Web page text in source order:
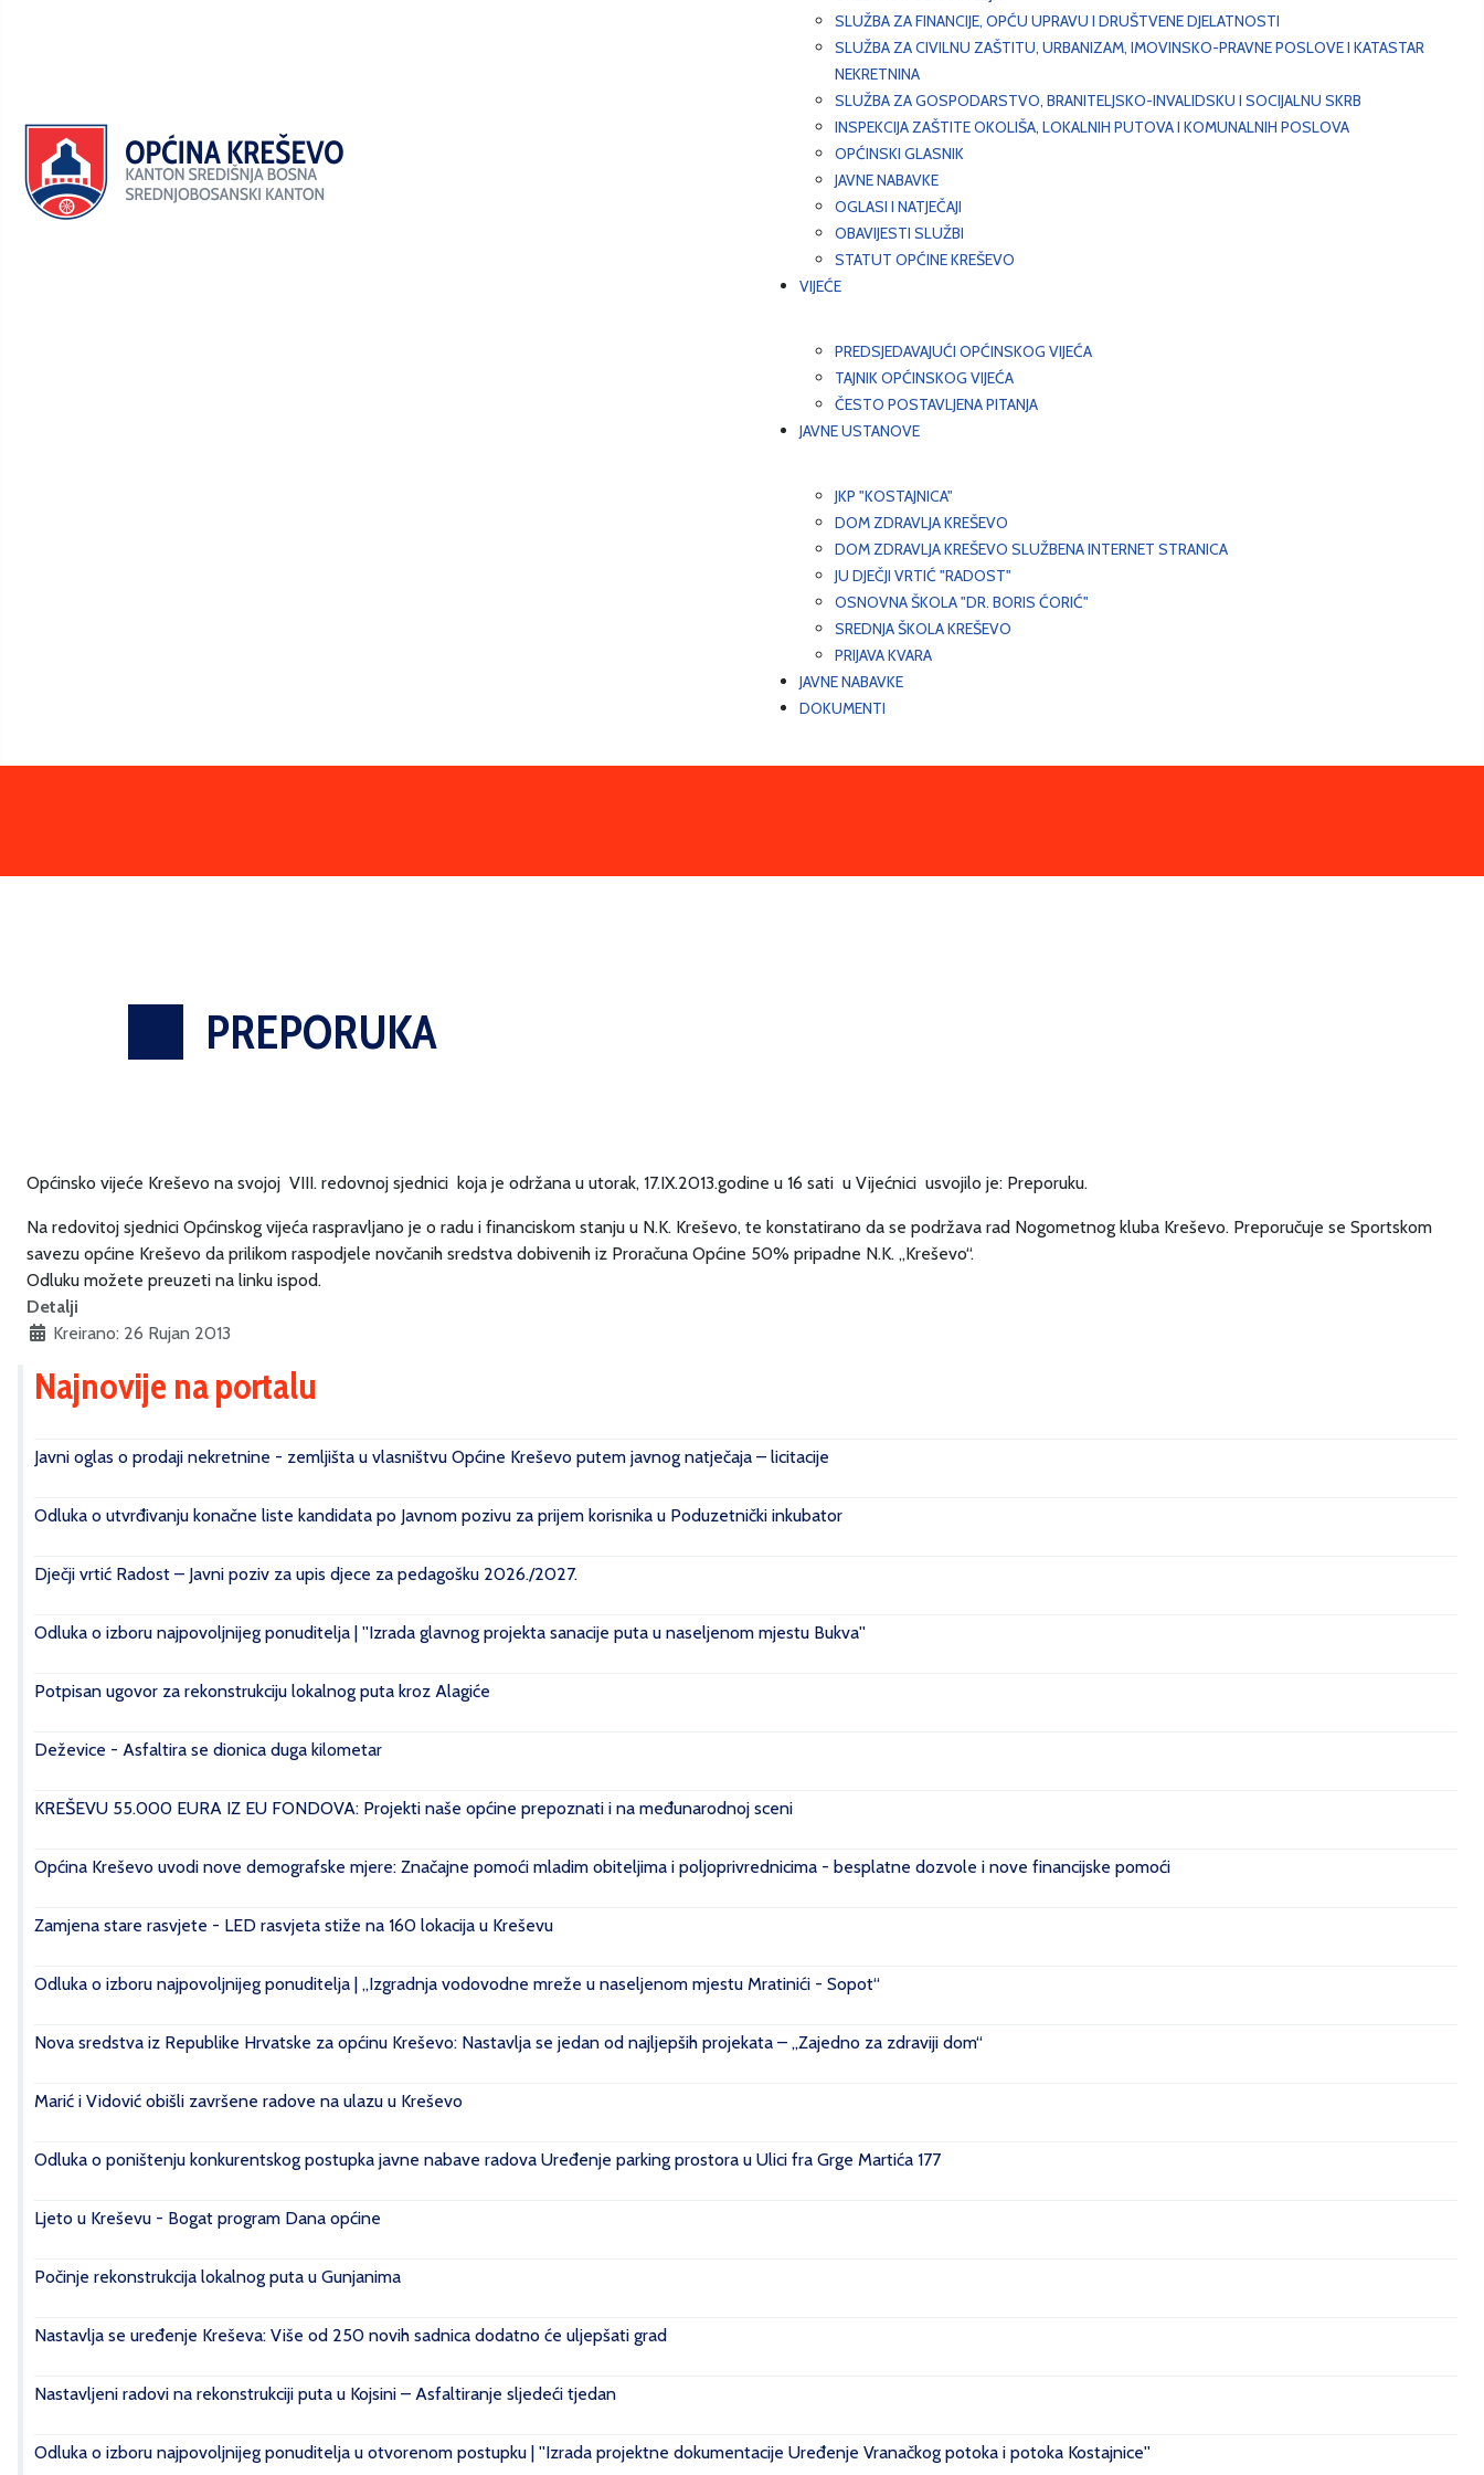
SLUŽBA ZA FINANCIJE, OPĆU UPRAVU I DRUŠTVENE DJELATNOSTI
SLUŽBA ZA CIVILNU ZAŠTITU, URBANIZAM, IMOVINSKO-PRAVNE POSLOVE I KATASTAR
NEKRETNINA
SLUŽBA ZA GOSPODARSTVO, BRANITELJSKO-INVALIDSKU I SOCIJALNU SKRB
INSPEKCIJA ZAŠTITE OKOLIŠA, LOKALNIH PUTOVA I KOMUNALNIH POSLOVA
OPĆINSKI GLASNIK
JAVNE NABAVKE
OGLASI I NATJEČAJI
OBAVIJESTI SLUŽBI
STATUT OPĆINE KREŠEVO
VIJEĆE
PREDSJEDAVAJUĆI OPĆINSKOG VIJEĆA
TAJNIK OPĆINSKOG VIJEĆA
ČESTO POSTAVLJENA PITANJA
JAVNE USTANOVE
JKP "KOSTAJNICA"
DOM ZDRAVLJA KREŠEVO
DOM ZDRAVLJA KREŠEVO SLUŽBENA INTERNET STRANICA
JU DJEČJI VRTIĆ "RADOST"
OSNOVNA ŠKOLA "DR. BORIS ĆORIĆ"
SREDNJA ŠKOLA KREŠEVO
PRIJAVA KVARA
JAVNE NABAVKE
DOKUMENTI
PREPORUKA
Općinsko vijeće Kreševo na svojoj VIII. redovnoj sjednici koja je održana u utorak, 17.IX.2013.godine u 16 sati u Vijećnici usvojilo je: Preporuku.
Na redovitoj sjednici Općinskog vijeća raspravljano je o radu i financiskom stanju u N.K. Kreševo, te konstatirano da se podržava rad Nogometnog kluba Kreševo. Preporučuje se Sportskom
savezu općine Kreševo da prilikom raspodjele novčanih sredstva dobivenih iz Proračuna Općine 50% pripadne N.K. „Kreševo“.
Odluku možete preuzeti na linku ispod.
Detalji
Kreirano: 26 Rujan 2013
Najnovije na portalu
Javni oglas o prodaji nekretnine - zemljišta u vlasništvu Općine Kreševo putem javnog natječaja – licitacije
Odluka o utvrđivanju konačne liste kandidata po Javnom pozivu za prijem korisnika u Poduzetnički inkubator
Dječji vrtić Radost – Javni poziv za upis djece za pedagošku 2026./2027.
Odluka o izboru najpovoljnijeg ponuditelja | ''Izrada glavnog projekta sanacije puta u naseljenom mjestu Bukva''
Potpisan ugovor za rekonstrukciju lokalnog puta kroz Alagiće
Deževice - Asfaltira se dionica duga kilometar
KREŠEVU 55.000 EURA IZ EU FONDOVA: Projekti naše općine prepoznati i na međunarodnoj sceni
Općina Kreševo uvodi nove demografske mjere: Značajne pomoći mladim obiteljima i poljoprivrednicima - besplatne dozvole i nove financijske pomoći
Zamjena stare rasvjete - LED rasvjeta stiže na 160 lokacija u Kreševu
Odluka o izboru najpovoljnijeg ponuditelja | „Izgradnja vodovodne mreže u naseljenom mjestu Mratinići - Sopot“
Nova sredstva iz Republike Hrvatske za općinu Kreševo: Nastavlja se jedan od najljepših projekata – „Zajedno za zdraviji dom“
Marić i Vidović obišli završene radove na ulazu u Kreševo
Odluka o poništenju konkurentskog postupka javne nabave radova Uređenje parking prostora u Ulici fra Grge Martića 177
Ljeto u Kreševu - Bogat program Dana općine
Počinje rekonstrukcija lokalnog puta u Gunjanima
Nastavlja se uređenje Kreševa: Više od 250 novih sadnica dodatno će uljepšati grad
Nastavljeni radovi na rekonstrukciji puta u Kojsini – Asfaltiranje sljedeći tjedan
Odluka o izboru najpovoljnijeg ponuditelja u otvorenom postupku | ''Izrada projektne dokumentacije Uređenje Vranačkog potoka i potoka Kostajnice''